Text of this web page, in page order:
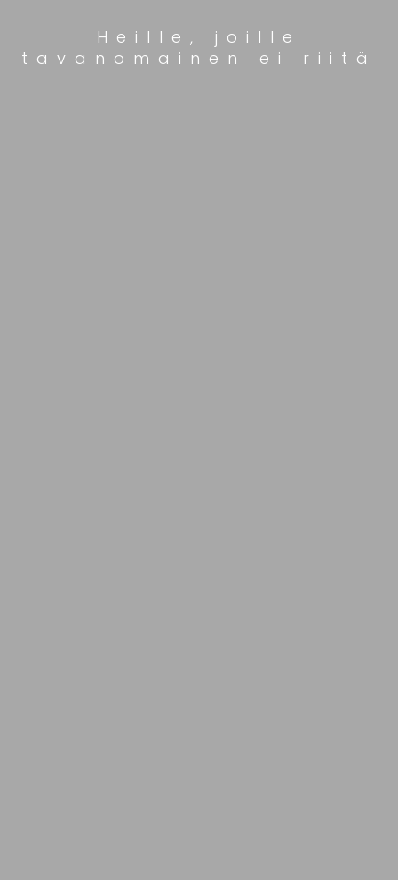
Heille, joille
tavanomainen ei riitä